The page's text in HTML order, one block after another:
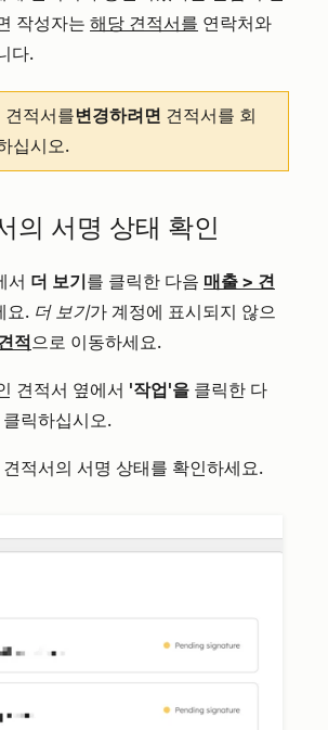
작성자는 해당 견적서를 연락처와
다.
견적서를변경하려면 견적서를 회
십시오.
의 서명 상태 확인
서 더 보기를 클릭한 다음 매출 > 견
요. 더 보기가 계정에 표시되지 않으
적 으로 이동하세요.
견적서 옆에서 '작업'을 클릭한 다
클릭하십시오.
적서의 서명 상태를 확인하세요.